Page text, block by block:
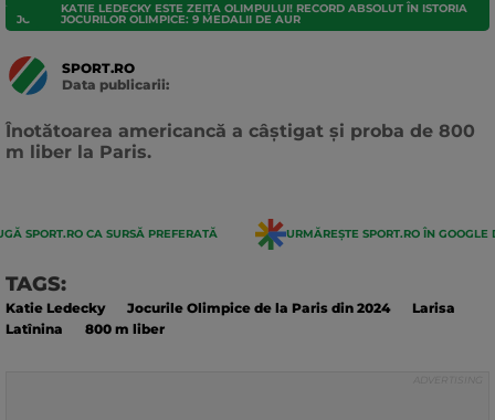
JO 2024
KATIE LEDECKY ESTE ZEIȚA OLIMPULUI! RECORD ABSOLUT ÎN ISTORIA
JOCURILOR OLIMPICE: 9 MEDALII DE AUR
SPORT.RO
Data publicarii:
Înotătoarea americancă a câștigat și proba de 800
m liber la Paris.
SPORT.RO CA SURSĂ PREFERATĂ URMĂREȘTE SPORT.RO ÎN GOOGLE
TAGS:
Katie Ledecky Jocurile Olimpice de la Paris din 2024
Larisa
Latînina
800 m liber